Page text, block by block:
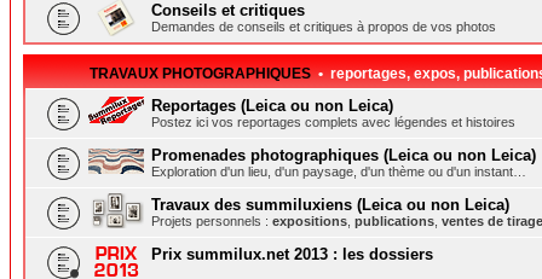
Conseils et critiques
Demandes de conseils et critiques à propos de vos photos
TRAVAUX PHOTOGRAPHIQUES• reportages, expos,
Reportages (Leica ou non Leica)
Postez ici vos reportages complets avec légendes et histoires
Promenades photographiques (Leica ou non Leica)
Exploration d'un lieu, d'un paysage, d'un thème ou d'un instant…
Travaux des summiluxiens (Leica ou non Leica)
Projets personnels : expositions publications ventes de
Prix summilux.net 2013 : les dossiers